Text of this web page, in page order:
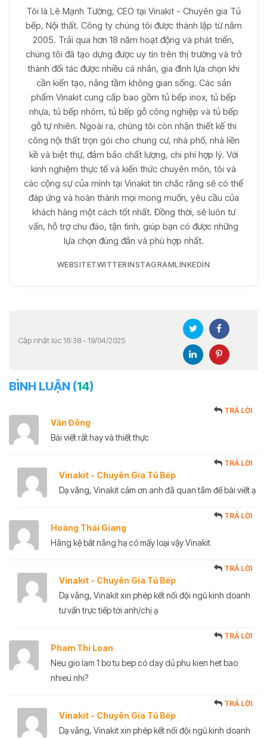
Tôi là Lê Mạnh Tường, CEO tại Vinakit - Chuyên gia Tủ
bếp, Nội thất. Công ty chúng tôi được thành lập từ năm
2005. Trải qua hơn 18 năm hoạt động và phát triển,
chúng tôi đã tạo dựng được uy tín trên thị trường và trở
thành đối tác được nhiều cá nhân, gia đình lựa chọn khi
cần kiến tạo, nâng tầm không gian sống. Các sản
phẩm Vinakit cung cấp bao gồm tủ bếp inox, tủ bếp
nhựa, tủ bếp nhôm, tủ bếp gỗ công nghiệp và tủ bếp
gỗ tự nhiên. Ngoài ra, chúng tôi còn nhận thiết kế thi
công nội thất trọn gói cho chung cư, nhà phố, nhà liền
kề và biệt thự, đảm bảo chất lượng, chi phí hợp lý. Với
kinh nghiệm thực tế và kiến thức chuyên môn, tôi và
các cộng sự của mình tại Vinakit tin chắc rằng sẽ có thể
đáp ứng và hoàn thành mọi mong muốn, yêu cầu của
khách hàng một cách tốt nhất. Đồng thời, sẽ luôn tư
vấn, hỗ trợ chu đáo, tận tình, giúp bạn có được những
lựa chọn đúng đắn và phù hợp nhất.
WEBSITETWITTERINSTAGRAMLINKEDIN
Cập nhật lúc 16:38 - 19/04/2025
BÌNH LUẬN (14)
Văn Đông
TRẢ LỜI
Bài viết rất hay và thiết thực
Vinakit - Chuyên Gia Tủ Bếp
TRẢ LỜI
Dạ vâng, Vinakit cảm ơn anh đã quan tâm đế bài viết ạ
Hoàng Thái Giang
TRẢ LỜI
Hãng kệ bắt nâng hạ có mấy loại vậy Vinakit
Vinakit - Chuyên Gia Tủ Bếp
TRẢ LỜI
Dạ vâng, Vinakit xin phép kết nối đội ngũ kinh doanh
tư vấn trực tiếp tới anh/chị ạ
Pham Thi Loan
TRẢ LỜI
Neu gio lam 1 bo tu bep có day dủ phu kien het bao
nhieu nhi?
Vinakit - Chuyên Gia Tủ Bếp
TRẢ LỜI
Dạ vâng, Vinakit xin phép kết nối đội ngũ kinh doanh